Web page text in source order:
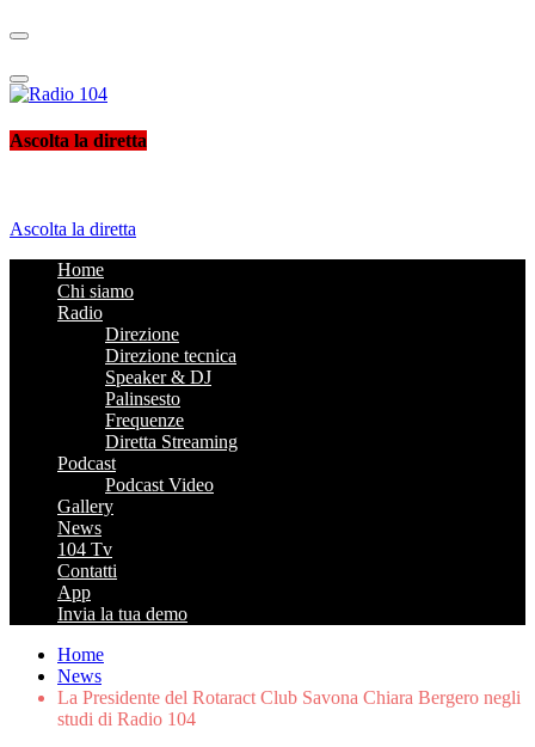
Radio 104
Like It !
Ascolta la diretta
Ascolta la diretta
Home
Chi siamo
Radio
Direzione
Direzione tecnica
Speaker & DJ
Palinsesto
Frequenze
Diretta Streaming
Podcast
Podcast Video
Gallery
News
104 Tv
Contatti
App
Invia la tua demo
Home
News
La Presidente del Rotaract Club Savona Chiara Bergero negli
studi di Radio 104